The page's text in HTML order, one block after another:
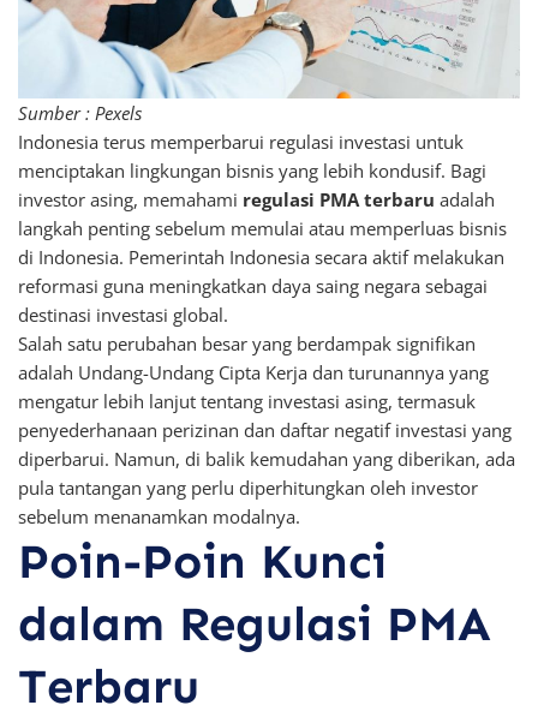
Sumber : Pexels
Indonesia terus memperbarui regulasi investasi untuk
menciptakan lingkungan bisnis yang lebih kondusif. Bagi
investor asing, memahami regulasi PMA terbaru adalah
langkah penting sebelum memulai atau memperluas bisnis
di Indonesia. Pemerintah Indonesia secara aktif melakukan
reformasi guna meningkatkan daya saing negara sebagai
destinasi investasi global.
Salah satu perubahan besar yang berdampak signifikan
adalah Undang-Undang Cipta Kerja dan turunannya yang
mengatur lebih lanjut tentang investasi asing, termasuk
penyederhanaan perizinan dan daftar negatif investasi yang
diperbarui. Namun, di balik kemudahan yang diberikan, ada
pula tantangan yang perlu diperhitungkan oleh investor
sebelum menanamkan modalnya.
Poin-Poin Kunci
dalam Regulasi PMA
Terbaru